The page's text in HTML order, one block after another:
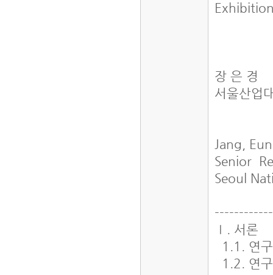
장 은 경
서울산업
Jang,
Senior
Seoul
Ⅰ. 서론
1.1. 연
1.2. 연